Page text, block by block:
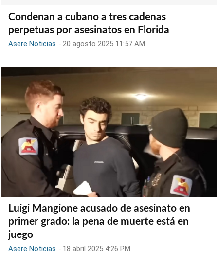
Condenan a cubano a tres cadenas
perpetuas por asesinatos en Florida
Asere Noticias -20 agosto 2025 11:57 AM
Luigi Mangione acusado de asesinato en
primer grado: la pena de muerte está en
juego
Asere Noticias - 18 abril 2025 4:26 PM